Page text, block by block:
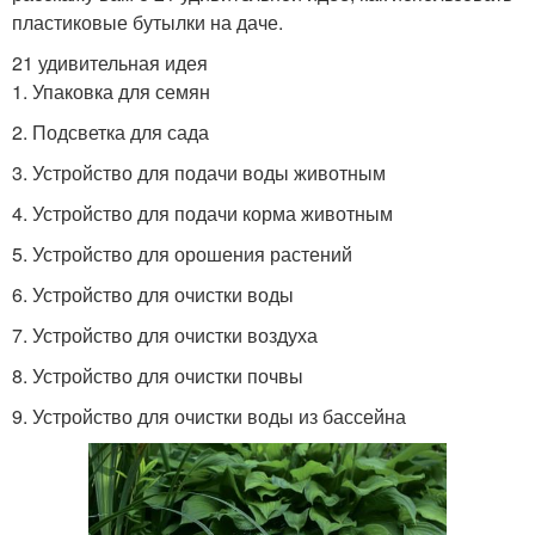
пластиковые бутылки на даче.
21 удивительная идея
1. Упаковка для семян
2. Подсветка для сада
3. Устройство для подачи воды животным
4. Устройство для подачи корма животным
5. Устройство для орошения растений
6. Устройство для очистки воды
7. Устройство для очистки воздуха
8. Устройство для очистки почвы
9. Устройство для очистки воды из бассейна